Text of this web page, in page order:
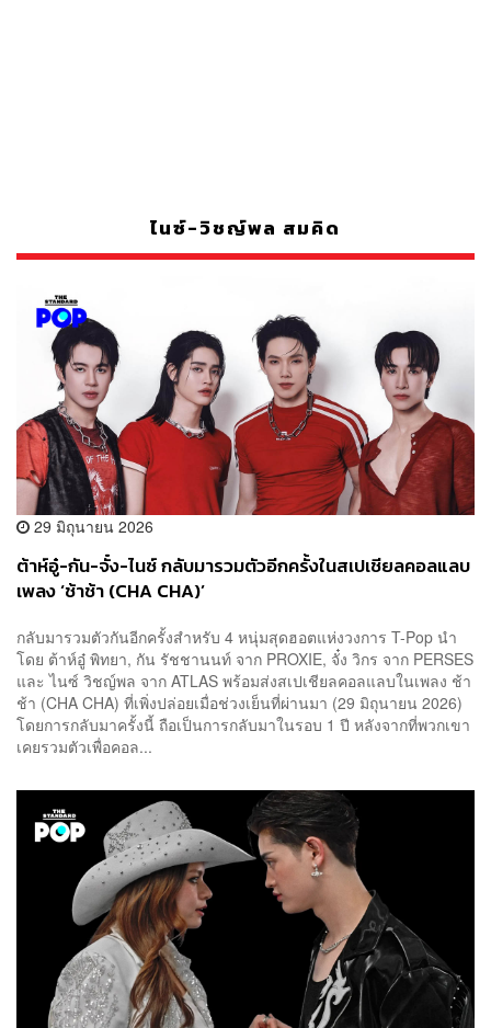
ไนซ์-วิชญ์พล สมคิด
29 มิถุนายน 2026
ต้าห์อู๋-กัน-จั๋ง-ไนซ์ กลับมารวมตัวอีกครั้งในสเปเชียลคอลแลบ
เพลง ‘ช้าช้า (CHA CHA)’
กลับมารวมตัวกันอีกครั้งสำหรับ 4 หนุ่มสุดฮอตแห่งวงการ T-Pop นำ
โดย ต้าห์อู๋ พิทยา, กัน รัชชานนท์ จาก PROXIE, จั๋ง วิกร จาก PERSES
และ ไนซ์ วิชญ์พล จาก ATLAS พร้อมส่งสเปเชียลคอลแลบในเพลง ช้า
ช้า (CHA CHA) ที่เพิ่งปล่อยเมื่อช่วงเย็นที่ผ่านมา (29 มิถุนายน 2026)
โดยการกลับมาครั้งนี้ ถือเป็นการกลับมาในรอบ 1 ปี หลังจากที่พวกเขา
เคยรวมตัวเพื่อคอล...